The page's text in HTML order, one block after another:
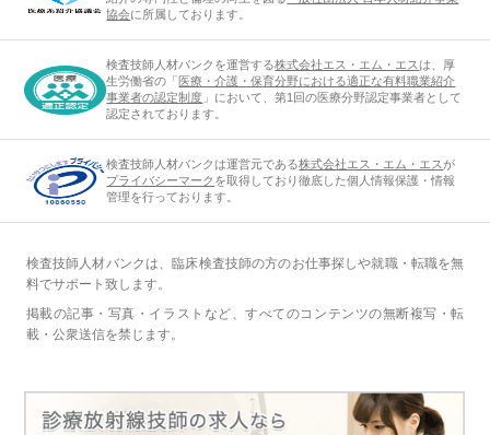
協会に所属しております。
検査技師人材バンクを運営する株式会社エス・エム・エスは、厚
生労働省の「 医療・介護・保育分野における適正な有料職業紹介
事業者の認定制度 」において、第1回の医療分野認定事業者として
認定されております。
検査技師人材バンクは運営元である株式会社エス・エム・エスが
プライバシーマーク を取得しており徹底した個人情報保護・情報
管理を行っております。
検査技師人材バンクは、臨床検査技師の方のお仕事探しや就職・転職を無
料でサポート致します。
掲載の記事・写真・イラストなど、すべてのコンテンツの無断複写・転
載・公衆送信を禁じます。